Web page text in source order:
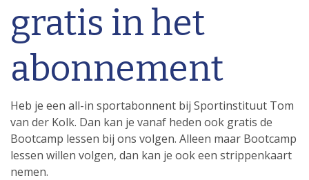
gratis in het
abonnement
Heb je een all-in sportabonnent bij Sportinstituut Tom
van der Kolk. Dan kan je vanaf heden ook gratis de
Bootcamp lessen bij ons volgen. Alleen maar Bootcamp
lessen willen volgen, dan kan je ook een strippenkaart
nemen.